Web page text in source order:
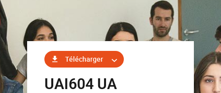
Télécharger
UAI604 UA